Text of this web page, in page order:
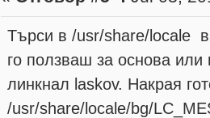
Търси в /usr/share/locale в
го ползваш за основа или
линкнал laskov. Накрая
/usr/share/locale/bg/